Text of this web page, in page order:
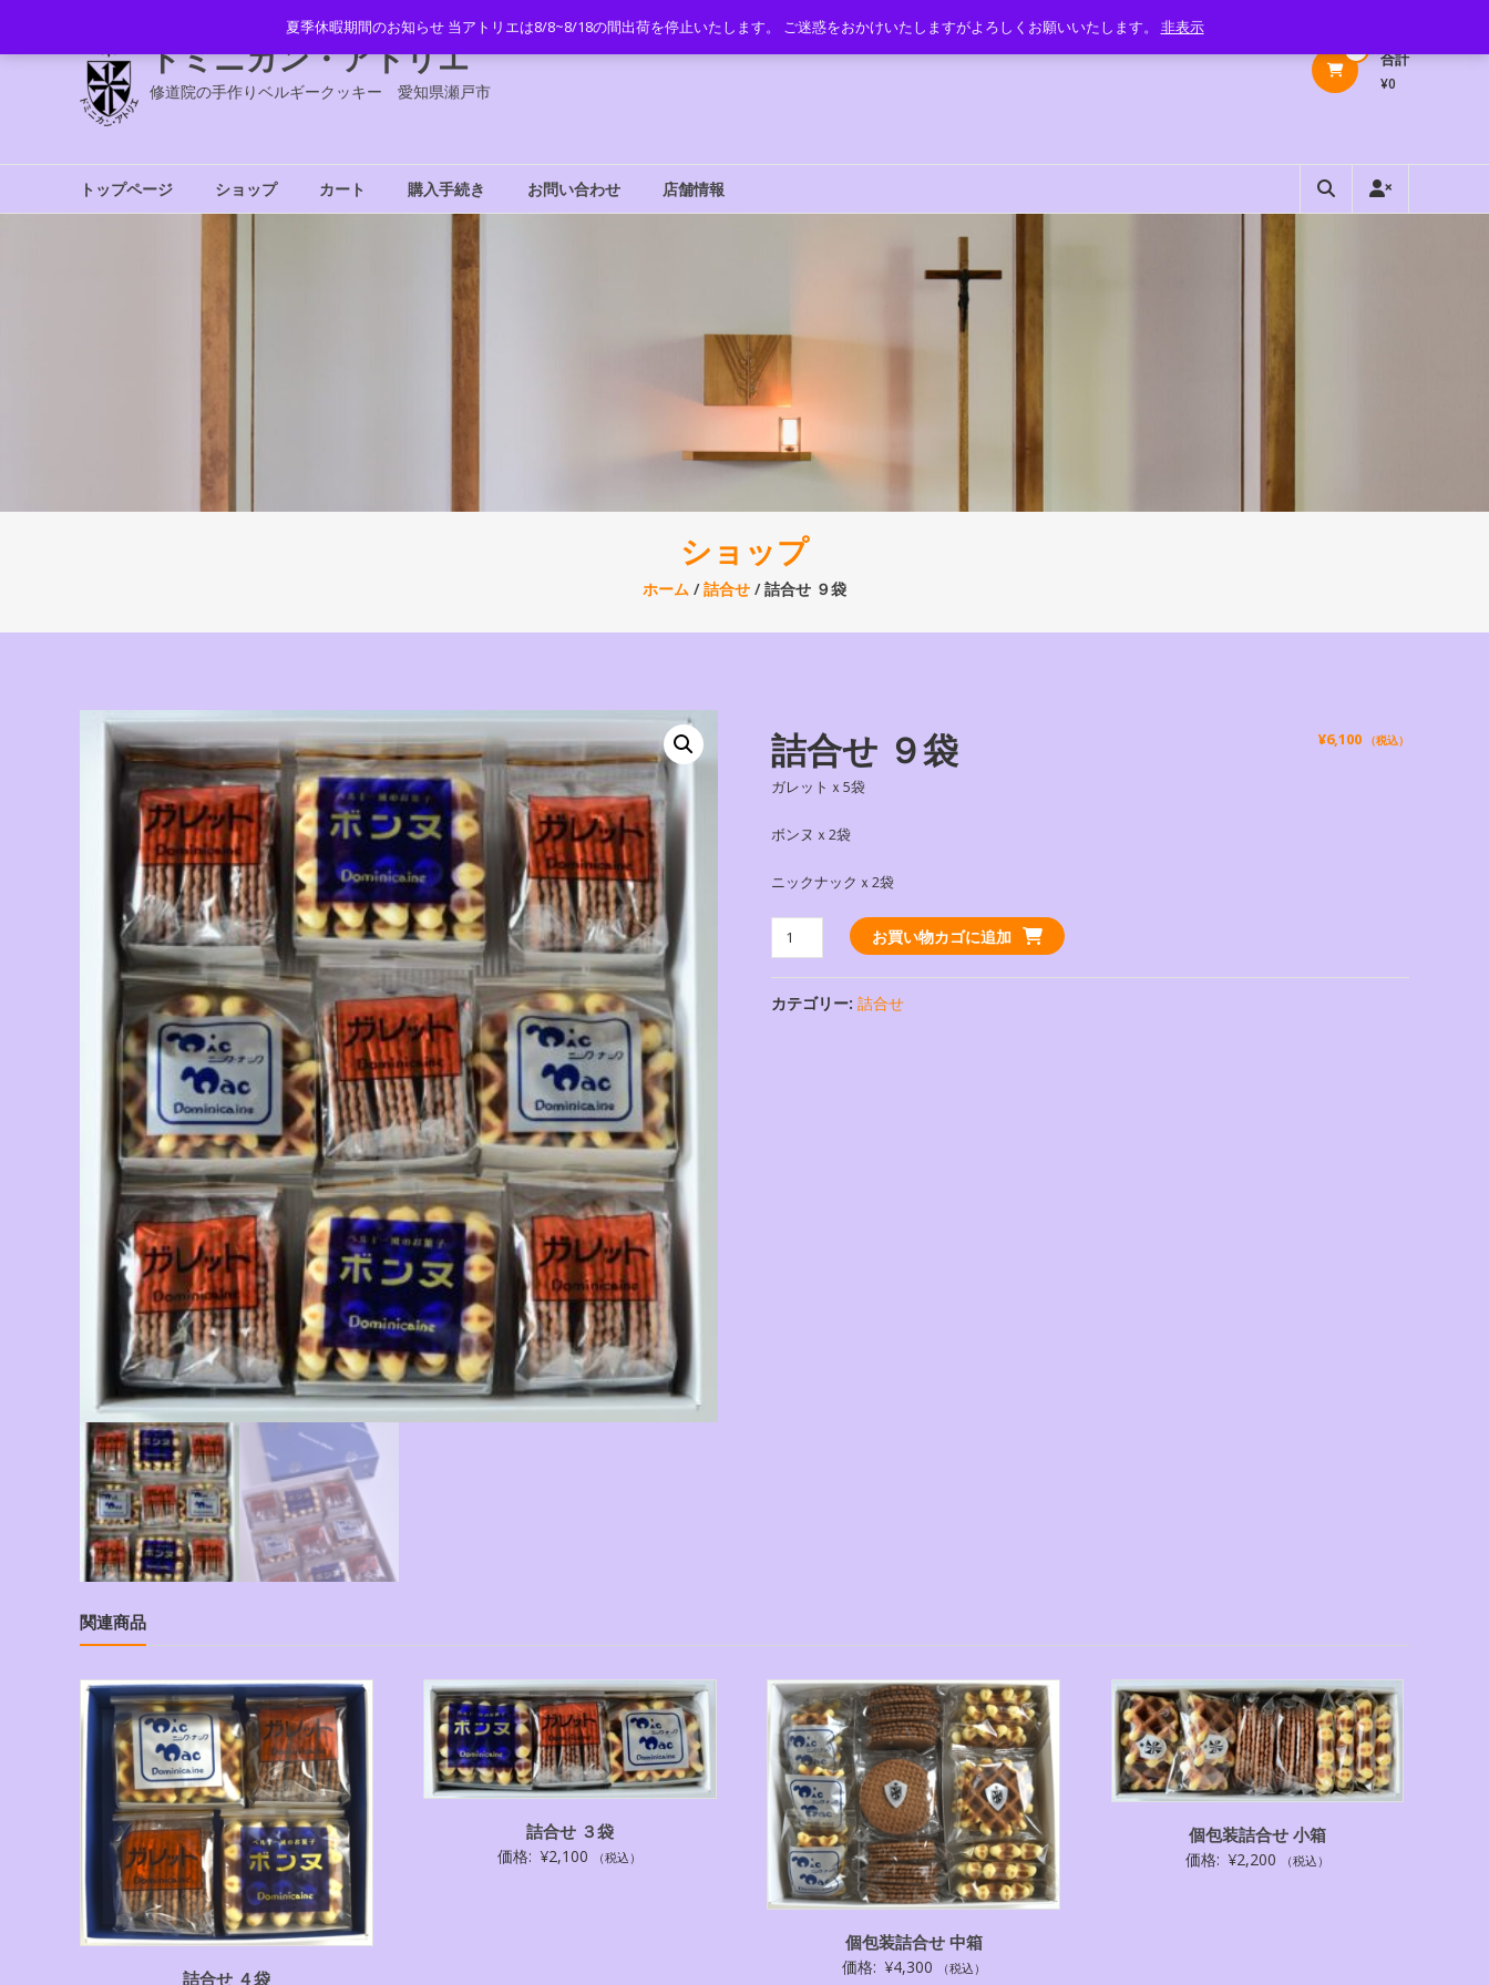
夏季休暇期間のお知らせ 当アトリエは8/8~8/18の間出荷を停止いたします。 ご迷惑をおかけいたしますがよろしくお願いいたします。 非表示
テ
ス
ッ
ドミニカン・アトリエ
修道院の手作りベルギークッキー 愛知県瀬戸市
合計
¥0
トップページ ショップ カート 購入手続き お問い合わせ 店舗情報
ショップ
ホーム /詰合せ / 詰合せ ９袋
詰合せ ９袋 ¥6,100 （税込）
ガレットｘ5袋
ボンヌｘ2袋
ニックナックｘ2袋
合
せ
９
お買い物カゴに追加
カテゴリー: 詰合せ
関連商品
詰合せ ４袋
詰合せ ３袋
価格: ¥2,100 （税込）
個包装詰合せ 中箱
価格: ¥4,300 （税込）
個包装詰合せ 小箱
価格: ¥2,200 （税込）